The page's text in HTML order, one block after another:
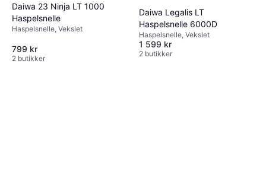
Daiwa 23 Ninja LT 1000
Haspelsnelle
Haspelsnelle, Vekslet
799 kr
2 butikker
Daiwa Legalis LT
Haspelsnelle 6000D
Haspelsnelle, Vekslet
1 599 kr
2 butikker